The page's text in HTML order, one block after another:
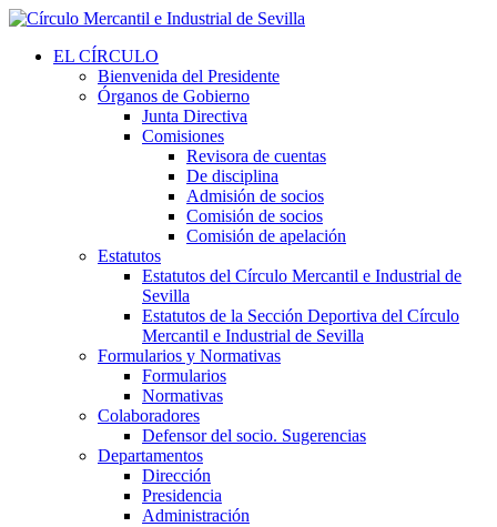
EL CÍRCULO
Bienvenida del Presidente
Órganos de Gobierno
Junta Directiva
Comisiones
Revisora de cuentas
De disciplina
Admisión de socios
Comisión de socios
Comisión de apelación
Estatutos
Estatutos del Círculo Mercantil e Industrial de
Sevilla
Estatutos de la Sección Deportiva del Círculo
Mercantil e Industrial de Sevilla
Formularios y Normativas
Formularios
Normativas
Colaboradores
Defensor del socio. Sugerencias
Departamentos
Dirección
Presidencia
Administración